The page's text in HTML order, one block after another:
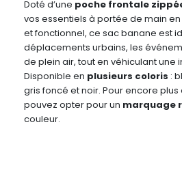
Doté d’une poche frontale
vos essentiels à portée de main
et fonctionnel, ce sac banane est
déplacements urbains, les
de plein air, tout en véhiculant une
Disponible en plusieurs coloris :
gris foncé et noir. Pour encore plus
pouvez opter pour un marquage
couleur.